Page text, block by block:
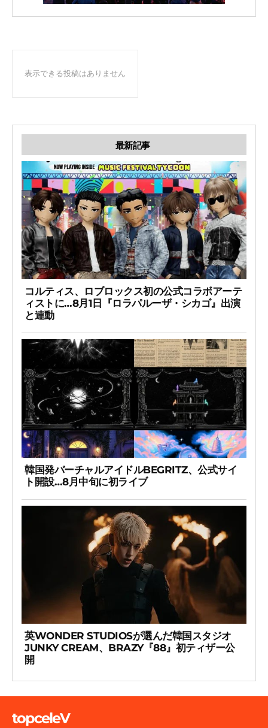
表示できる投稿はありません
最新記事
コルティス、ロブロックス初の公式コラボアーテ
ィストに…8月1日『ロラパルーザ・シカゴ』出演
と連動
韓国発バーチャルアイドルBEGRITZ、公式サイ
ト開設…8月中旬に初ライブ
英WONDER STUDIOSが選んだ韓国スタジオ
JUNKY CREAM、BRAZY『88』初ティザー公
開
topceleV